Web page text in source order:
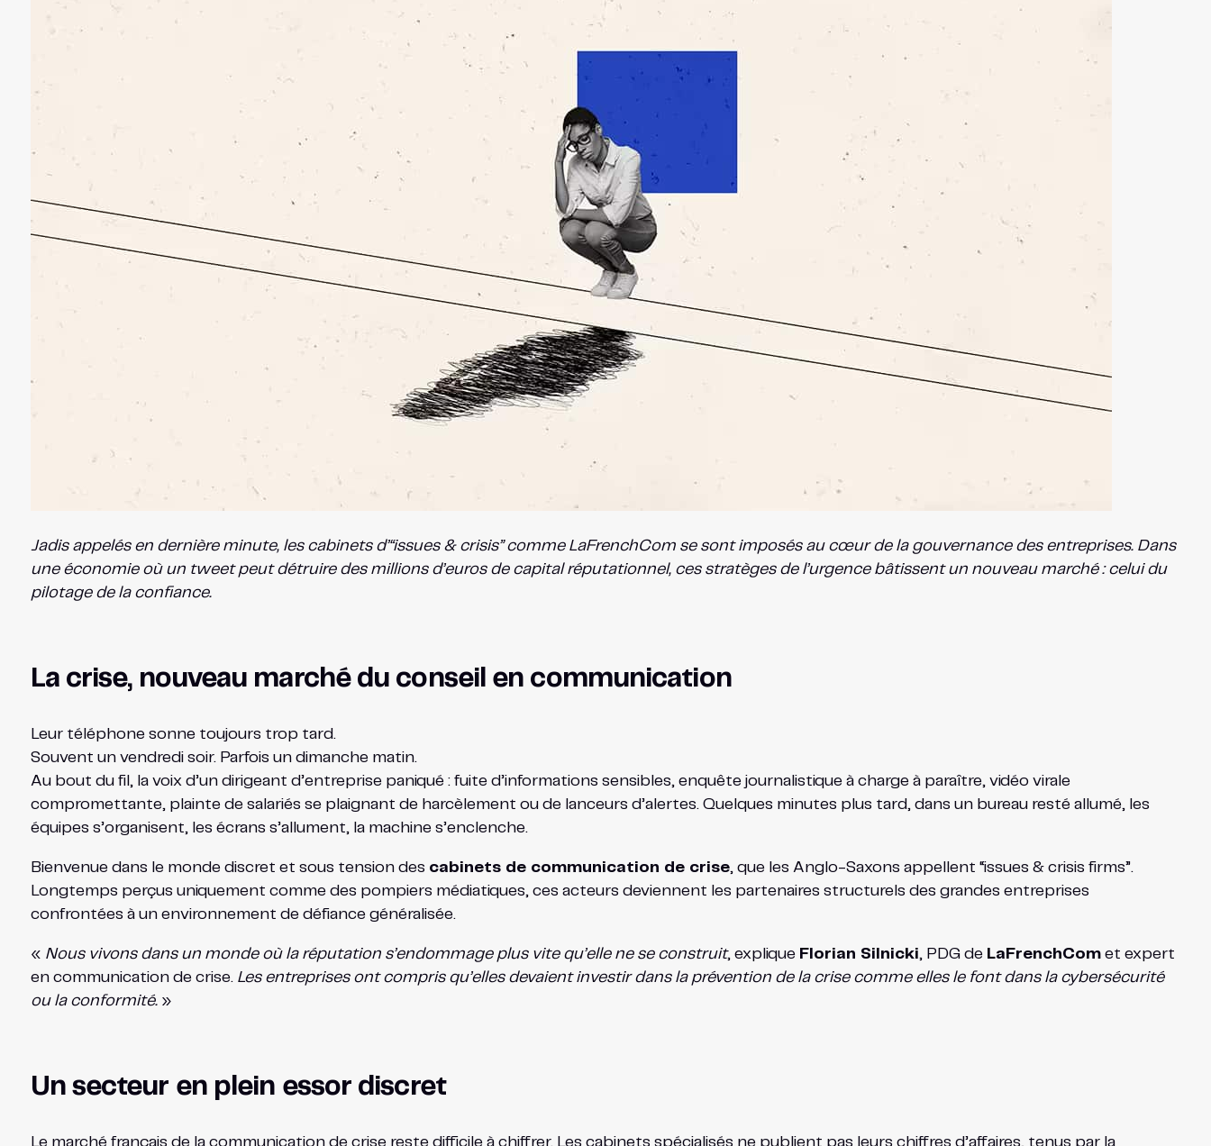
Jadis appelés en dernière minute, les cabinets d’“issues & crisis” comme LaFrenchCom se sont imposés au cœur de la gouvernance des entreprises. Dans
une économie où un tweet peut détruire des millions d’euros de capital réputationnel, ces stratèges de l’urgence bâtissent un nouveau marché : celui du
pilotage de la confiance.
La crise, nouveau marché du conseil en communication
Leur téléphone sonne toujours trop tard.
Souvent un vendredi soir. Parfois un dimanche matin.
Au bout du fil, la voix d’un dirigeant d’entreprise paniqué : fuite d’informations sensibles, enquête journalistique à charge à paraître, vidéo virale
compromettante, plainte de salariés se plaignant de harcèlement ou de lanceurs d’alertes. Quelques minutes plus tard, dans un bureau resté allumé, les
équipes s’organisent, les écrans s’allument, la machine s’enclenche.
Bienvenue dans le monde discret et sous tension des cabinets de communication de crise, que les Anglo-Saxons appellent “issues & crisis firms”.
Longtemps perçus uniquement comme des pompiers médiatiques, ces acteurs deviennent les partenaires structurels des grandes entreprises
confrontées à un environnement de défiance généralisée.
« Nous vivons dans un monde où la réputation s’endommage plus vite qu’elle ne se construit, explique Florian Silnicki, PDG de LaFrenchComet expert
en communication de crise. Les entreprises ont compris qu’elles devaient investir dans la prévention de la crise comme elles le font dans la cybersécurité
ou la conformité.»
Un secteur en plein essor discret
Le marché français de la communication de crise reste difficile à chiffrer. Les cabinets spécialisés ne publient pas leurs chiffres d’affaires, tenus par la